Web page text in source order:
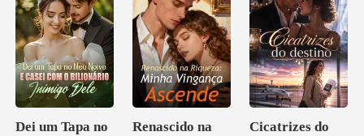
Dei um Tapa no
Renascido na
Cicatrizes do